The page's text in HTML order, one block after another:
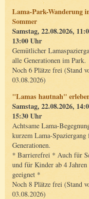
Lama-Park-Wanderung
Sommer
Samstag, 22.08.2026,
13:00 Uhr
Gemütlicher
alle Generationen im Park.
Noch 6 Plätze frei (Stand
03.08.2026)
"Lamas hautnah"
Samstag, 22.08.2026,
15:30 Uhr
Achtsame Lama-
kurzem Lama-
Generationen.
* Barrierefrei * Auch für
und für Kinder ab 4 Jahren
geeignet *
Noch 8 Plätze frei (Stand
03.08.2026)